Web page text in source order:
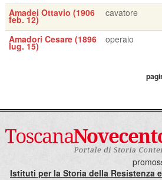
Amadei Ottavio (1906
feb. 12)
cavatore
Amadori Cesare (1896
lug. 15)
operaio
Istituti per la Storia della Resistenza